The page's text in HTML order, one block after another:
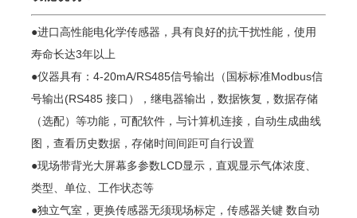
●进口高性能电化学传感器，具有良好的抗干扰性能，使用
寿命长达3年以上
●仪器具有：4-20mA/RS485信号输出（国标标准Modbus信
号输出(RS485 接口），继电器输出，数据恢复，数据存储
（选配）等功能，可配软件，与计算机连接，自动生成曲线
图，查看历史数据，存储时间间距可自行设置
●现场带背光大屏幕多参数LCD显示，直观显示气体浓度、
类型、单位、工作状态等
●独立气室，更换传感器无须现场标定，传感器关键 数自动